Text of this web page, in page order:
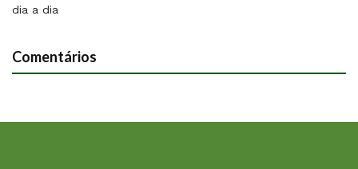
dia a dia
Comentários